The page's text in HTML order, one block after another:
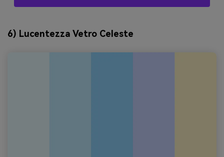
6) Lucentezza Vetro Celeste